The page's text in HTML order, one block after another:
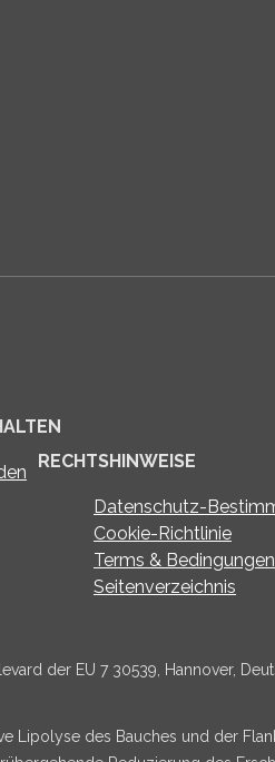
RECHTSHINWEISE
Datenschutz-
Cookie-Richtlinie
Terms & Bedingungen
Seitenverzeichnis
der EU 7 30539, Hannover,
Lipolyse des Bauches und der